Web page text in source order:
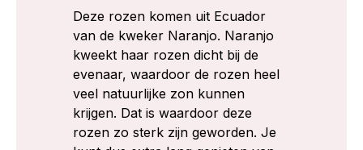
Deze rozen komen uit Ecuador
van de kweker Naranjo. Naranjo
kweekt haar rozen dicht bij de
evenaar, waardoor de rozen heel
veel natuurlijke zon kunnen
krijgen. Dat is waardoor deze
rozen zo sterk zijn geworden. Je